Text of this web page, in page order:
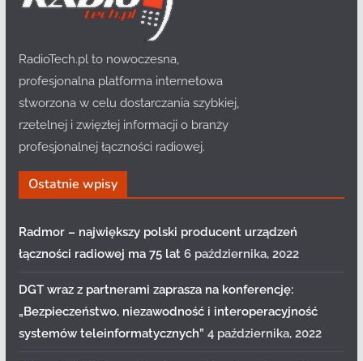
RadioTech.pl to nowoczesna,
profesjonalna platforma internetowa
stworzona w celu dostarczania szybkiej,
rzetelnej i zwięzłej informacji o branży
profesjonalnej łączności radiowej.
Ostatnie wpisy
Radmor – największy polski producent urządzeń
łączności radiowej ma 75 lat 6 października, 2022
DGT wraz z partnerami zaprasza na konferencję:
„Bezpieczeństwo, niezawodność i interoperacyjność
systemów teleinformatycznych” 4 października, 2022